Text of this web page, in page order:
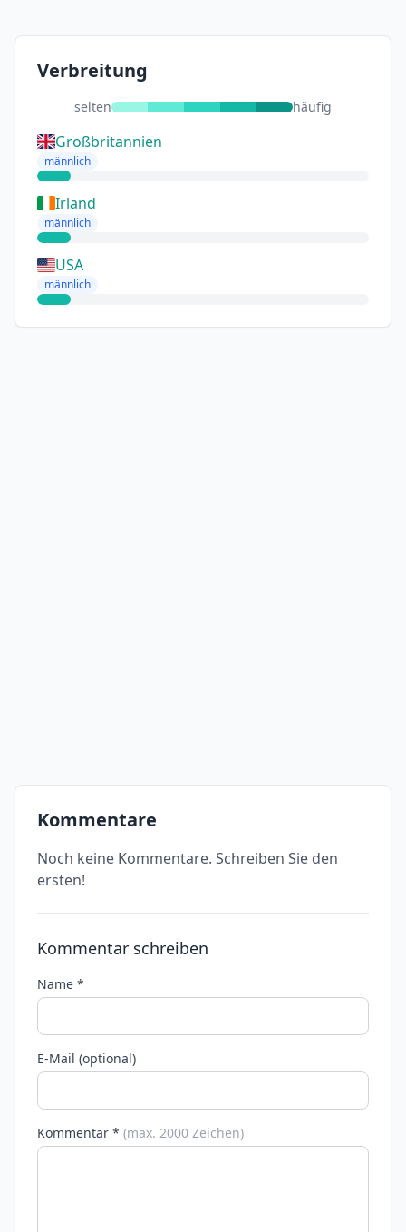
Verbreitung
selten häufig
Großbritannien
männlich
Irland
männlich
USA
männlich
Kommentare
Noch keine Kommentare. Schreiben Sie den
ersten!
Kommentar schreiben
Name *
E-Mail (optional)
Kommentar * (max. 2000 Zeichen)